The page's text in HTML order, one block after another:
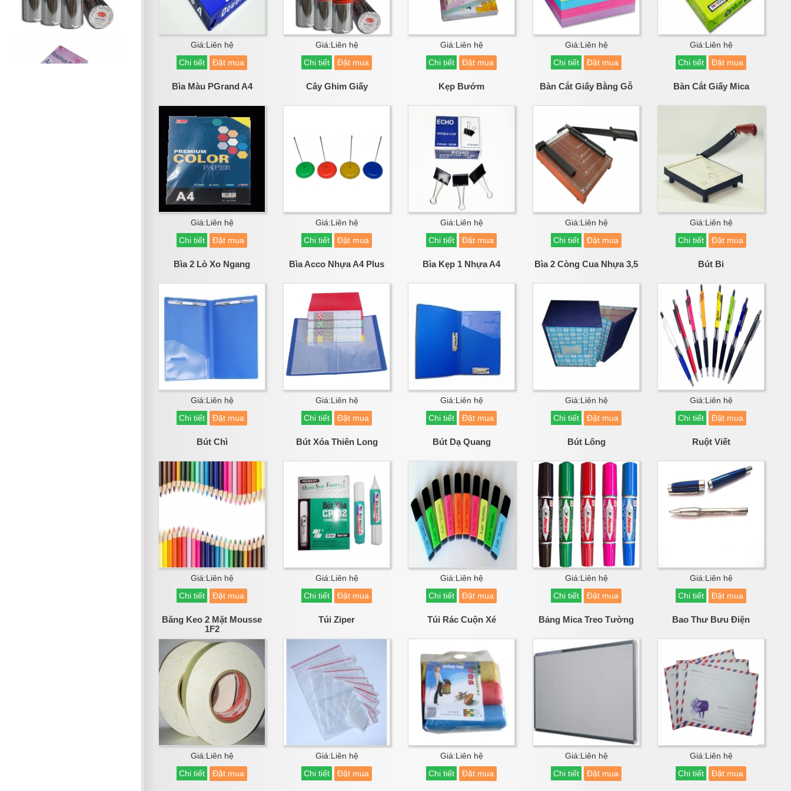
Giá:Liên hệ
Chi tiết
Đặt mua
Giá:Liên hệ
Chi tiết
Đặt mua
Giá:Liên hệ
Chi tiết
Đặt mua
Giá:Liên hệ
Chi tiết
Đặt mua
Giá:Liên hệ
Chi tiết
Đặt mua
Bìa Màu PGrand A4
Giá:Liên hệ
Chi tiết
Đặt mua
Cây Ghim Giấy
Giá:Liên hệ
Chi tiết
Đặt mua
Kẹp Bướm
Giá:Liên hệ
Chi tiết
Đặt mua
Bàn Cắt Giấy Bằng Gỗ
Giá:Liên hệ
Chi tiết
Đặt mua
Bàn Cắt Giấy Mica
Giá:Liên hệ
Chi tiết
Đặt mua
Bìa 2 Lò Xo Ngang
Giá:Liên hệ
Chi tiết
Đặt mua
Bìa Acco Nhựa A4 Plus
Giá:Liên hệ
Chi tiết
Đặt mua
Bìa Kẹp 1 Nhựa A4
Giá:Liên hệ
Chi tiết
Đặt mua
Bìa 2 Còng Cua Nhựa 3,5
Giá:Liên hệ
Chi tiết
Đặt mua
Bút Bi
Giá:Liên hệ
Chi tiết
Đặt mua
Bút Chì
Giá:Liên hệ
Chi tiết
Đặt mua
Bút Xóa Thiên Long
Giá:Liên hệ
Chi tiết
Đặt mua
Bút Dạ Quang
Giá:Liên hệ
Chi tiết
Đặt mua
Bút Lông
Giá:Liên hệ
Chi tiết
Đặt mua
Ruột Viết
Giá:Liên hệ
Chi tiết
Đặt mua
Băng Keo 2 Mặt Mousse
1F2
Giá:Liên hệ
Chi tiết
Đặt mua
Túi Ziper
Giá:Liên hệ
Chi tiết
Đặt mua
Túi Rác Cuộn Xé
Giá:Liên hệ
Chi tiết
Đặt mua
Bảng Mica Treo Tường
Giá:Liên hệ
Chi tiết
Đặt mua
Bao Thư Bưu Điện
Giá:Liên hệ
Chi tiết
Đặt mua